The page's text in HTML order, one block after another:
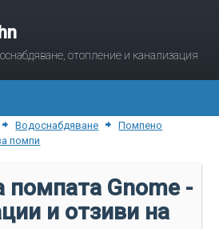
отопление и канализация
Водоснабдяване
Помпено
помпи
помпата Gnome -
и отзиви на